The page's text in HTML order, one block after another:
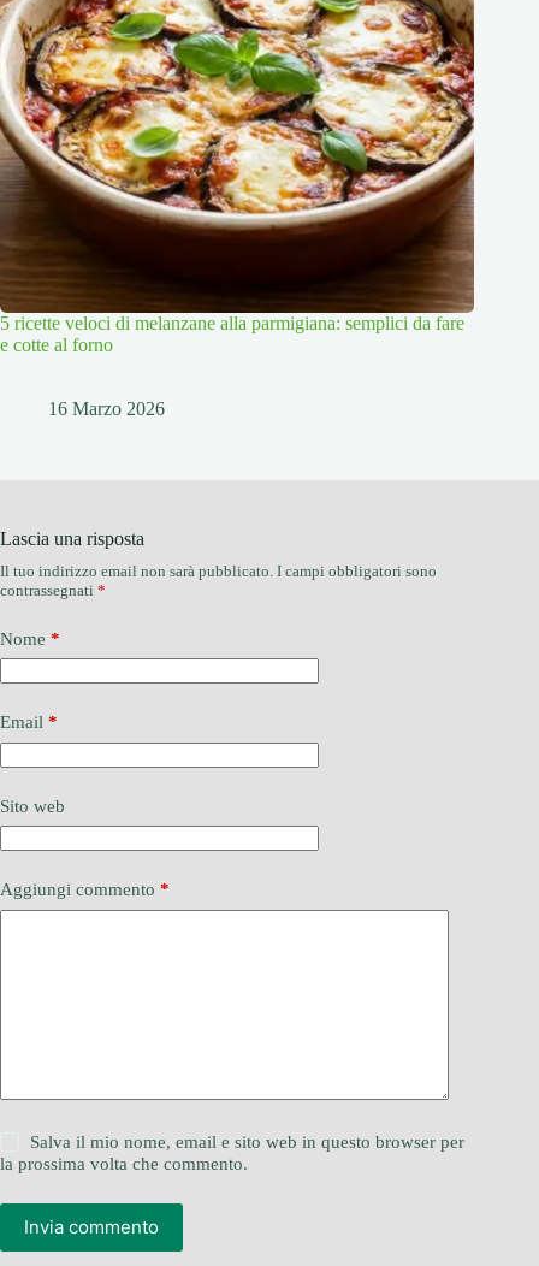
5 ricette veloci di melanzane alla parmigiana: semplici da fare
e cotte al forno
16 Marzo 2026
Lascia una risposta
Il tuo indirizzo email non sarà pubblicato. I campi obbligatori sono
contrassegnati *
Nome *
Email *
Sito web
Aggiungi commento *
Salva il mio nome, email e sito web in questo browser per
la prossima volta che commento.
Invia commento